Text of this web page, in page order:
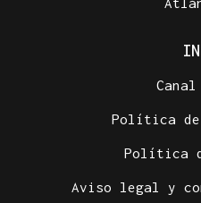
Política
Política
Aviso legal y